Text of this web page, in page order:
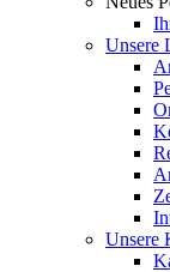
Unsere
Unsere